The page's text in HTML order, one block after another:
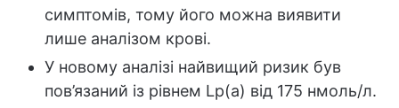
симптомів, тому його можна виявити
лише аналізом крові.
У новому аналізі найвищий ризик був
пов’язаний із рівнем Lp(a) від 175 нмоль/л.